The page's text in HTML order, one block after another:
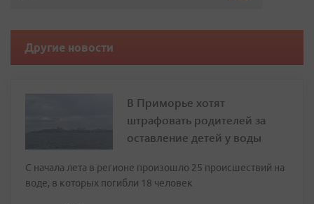
Другие новости
В Приморье хотят
штрафовать родителей за
оставление детей у воды
С начала лета в регионе произошло 25 происшествий на
воде, в которых погибли 18 человек